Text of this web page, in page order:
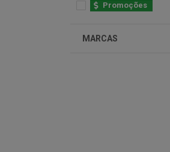
Promoções
MARCAS